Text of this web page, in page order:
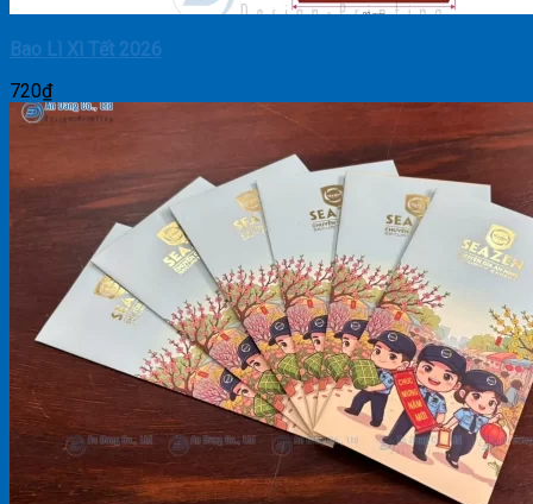
Bao Lì Xì Tết 2026
720₫